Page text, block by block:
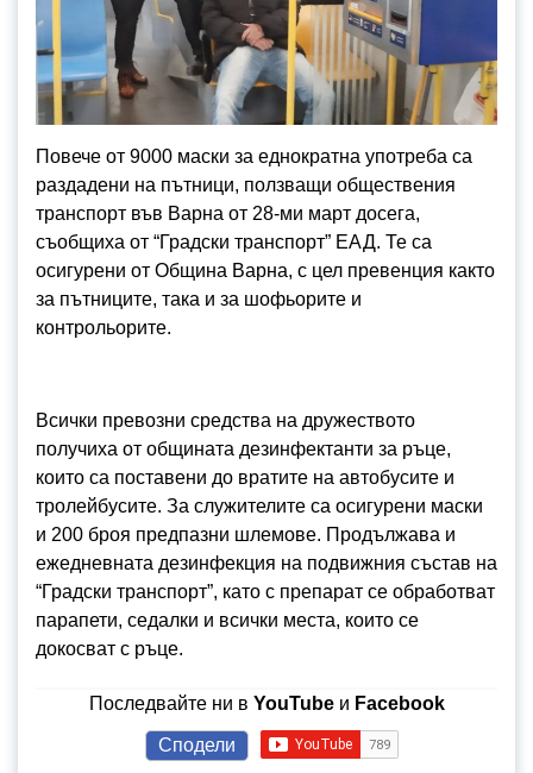
Повече от 9000 маски за еднократна употреба са
раздадени на пътници, ползващи обществения
транспорт във Варна от 28-ми март досега,
съобщиха от “Градски транспорт” ЕАД. Те са
осигурени от Община Варна, с цел превенция както
за пътниците, така и за шофьорите и
контрольорите.
Всички превозни средства на дружеството
получиха от общината дезинфектанти за ръце,
които са поставени до вратите на автобусите и
тролейбусите. За служителите са осигурени маски
и 200 броя предпазни шлемове. Продължава и
ежедневната дезинфекция на подвижния състав на
“Градски транспорт”, като с препарат се обработват
парапети, седалки и всички места, които се
докосват с ръце.
Последвайте ни в YouTubeи Facebook
Сподели